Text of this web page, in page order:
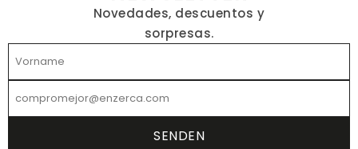
Novedades, descuentos y
sorpresas.